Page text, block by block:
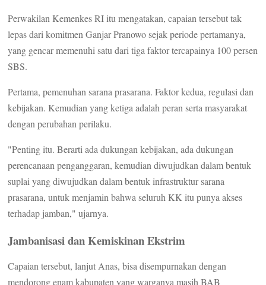
Perwakilan Kemenkes RI itu mengatakan, capaian tersebut tak
lepas dari komitmen Ganjar Pranowo sejak periode pertamanya,
yang gencar memenuhi satu dari tiga faktor tercapainya 100 persen
SBS.
Pertama, pemenuhan sarana prasarana. Faktor kedua, regulasi dan
kebijakan. Kemudian yang ketiga adalah peran serta masyarakat
dengan perubahan perilaku.
"Penting itu. Berarti ada dukungan kebijakan, ada dukungan
perencanaan penganggaran, kemudian diwujudkan dalam bentuk
suplai yang diwujudkan dalam bentuk infrastruktur sarana
prasarana, untuk menjamin bahwa seluruh KK itu punya akses
terhadap jamban," ujarnya.
Jambanisasi dan Kemiskinan Ekstrim
Capaian tersebut, lanjut Anas, bisa disempurnakan dengan
mendorong enam kabupaten yang warganya masih BAB